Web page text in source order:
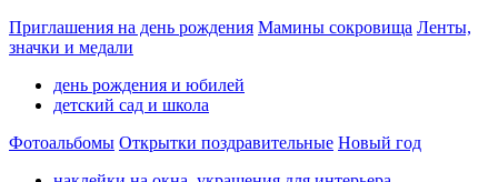
Приглашения на день рождения Мамины сокровища Ленты,
значки и медали
день рождения и юбилей
детский сад и школа
Фотоальбомы Открытки поздравительные Новый год